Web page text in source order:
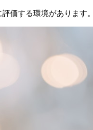
価する環境がありま